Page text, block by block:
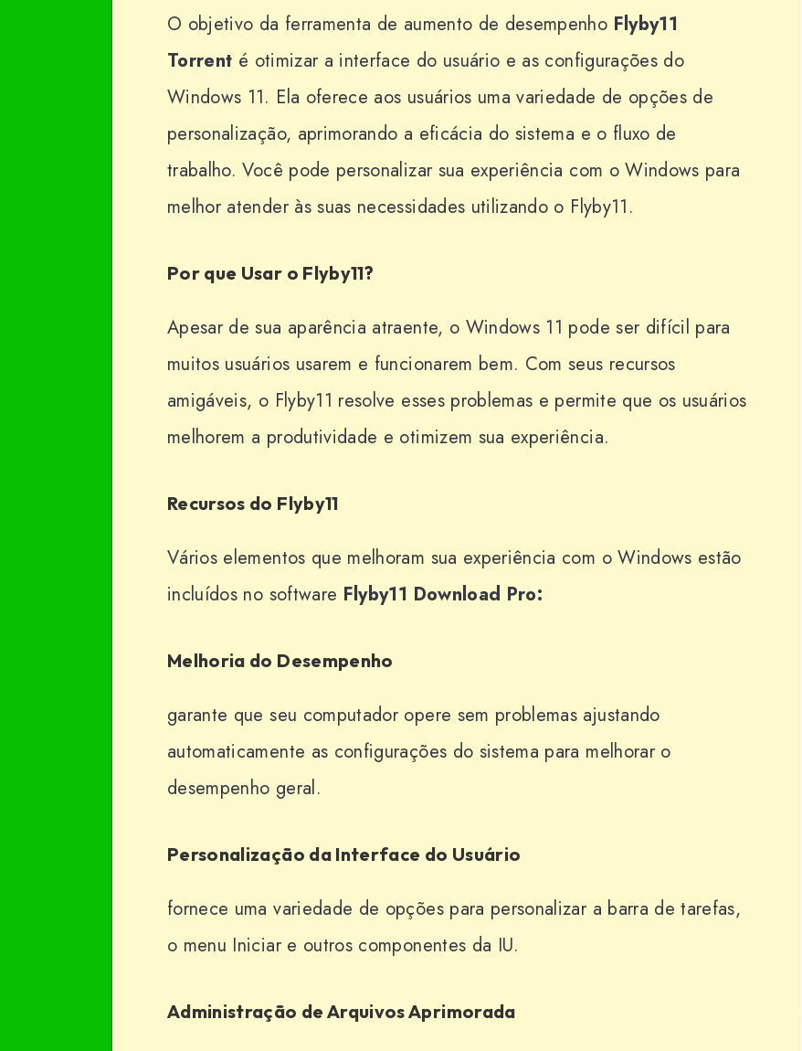
O objetivo da ferramenta de aumento de desempenho Flyby11
Torrent é otimizar a interface do usuário e as configurações do
Windows 11. Ela oferece aos usuários uma variedade de opções de
personalização, aprimorando a eficácia do sistema e o fluxo de
trabalho. Você pode personalizar sua experiência com o Windows para
melhor atender às suas necessidades utilizando o Flyby11.
Por que Usar o Flyby11?
Apesar de sua aparência atraente, o Windows 11 pode ser difícil para
muitos usuários usarem e funcionarem bem. Com seus recursos
amigáveis, o Flyby11 resolve esses problemas e permite que os usuários
melhorem a produtividade e otimizem sua experiência.
Recursos do Flyby11
Vários elementos que melhoram sua experiência com o Windows estão
incluídos no software Flyby11 Download Pro:
Melhoria do Desempenho
garante que seu computador opere sem problemas ajustando
automaticamente as configurações do sistema para melhorar o
desempenho geral.
Personalização da Interface do Usuário
fornece uma variedade de opções para personalizar a barra de tarefas,
o menu Iniciar e outros componentes da IU.
Administração de Arquivos Aprimorada